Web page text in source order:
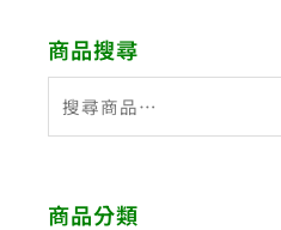
商品搜尋
尋
字
商品分類